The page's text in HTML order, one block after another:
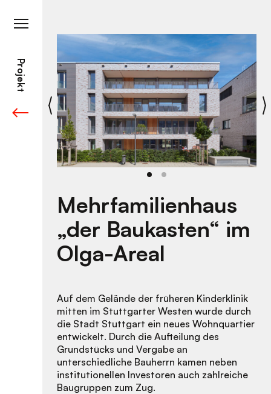
content
Projekt
Mehrfamilienhaus
„der Baukasten“ im
Olga-Areal
Auf dem Gelände der früheren Kinderklinik
mitten im Stuttgarter Westen wurde durch
die Stadt Stuttgart ein neues Wohnquartier
entwickelt. Durch die Aufteilung des
Grundstücks und Vergabe an
unterschiedliche Bauherrn kamen neben
institutionellen Investoren auch zahlreiche
Baugruppen zum Zug.